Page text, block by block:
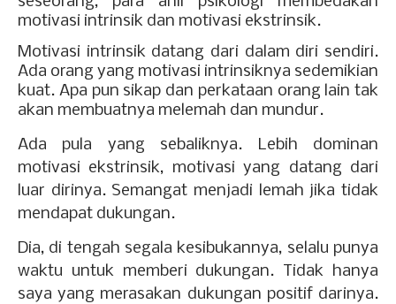
motivasi intrinsik dan motivasi ekstrinsik.
Motivasi intrinsik datang dari dalam diri sendiri.
Ada orang yang motivasi intrinsiknya sedemikian
kuat. Apa pun sikap dan perkataan orang lain tak
akan membuatnya melemah dan mundur.
Ada pula yang sebaliknya. Lebih dominan
motivasi ekstrinsik, motivasi yang datang dari
luar dirinya. Semangat menjadi lemah jika tidak
mendapat dukungan.
Dia, di tengah segala kesibukannya, selalu punya
waktu untuk memberi dukungan. Tidak hanya
saya yang merasakan dukungan positif darinya.